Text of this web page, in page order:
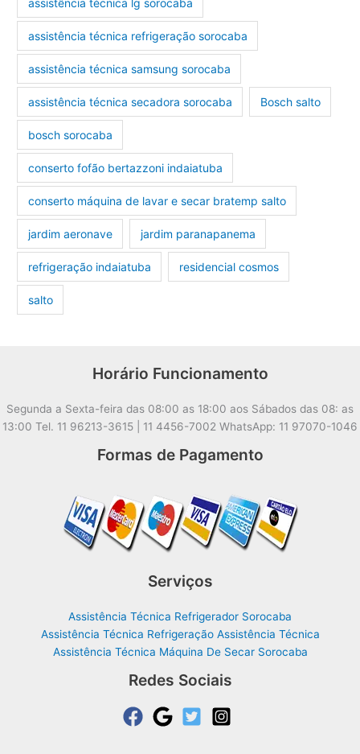
assistência técnica lg sorocaba
assistência técnica refrigeração sorocaba
assistência técnica samsung sorocaba
assistência técnica secadora sorocaba Bosch salto
bosch sorocaba
conserto fofão bertazzoni indaiatuba
conserto máquina de lavar e secar bratemp salto
jardim aeronave jardim paranapanema
refrigeração indaiatuba residencial cosmos
salto
Horário Funcionamento
Segunda a Sexta-feira das 08:00 as 18:00 aos Sábados das 08: as
13:00 Tel. 11 96213-3615 | 11 4456-7002 WhatsApp: 11 97070-1046
Formas de Pagamento
Serviços
Assistência Técnica Refrigerador Sorocaba
Assistência Técnica Refrigeração Assistência Técnica
Assistência Técnica Máquina De Secar Sorocaba
Redes Sociais